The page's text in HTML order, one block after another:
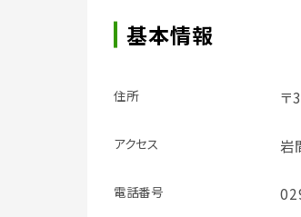
基本情報
住所 〒
アクセス 岩
電話番号